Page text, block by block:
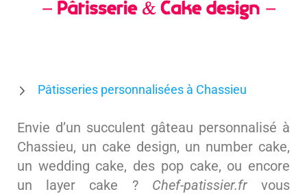
Pâtisseries personnalisées à Chassieu
Envie d’un succulent gâteau personnalisé à
Chassieu, un cake design, un number cake,
un wedding cake, des pop cake, ou encore
un layer cake ? Chef-patissier.frvous